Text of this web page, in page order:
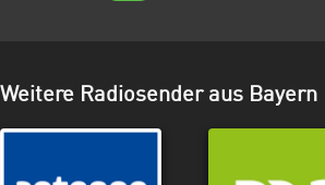
Weitere Radiosender aus Bayern